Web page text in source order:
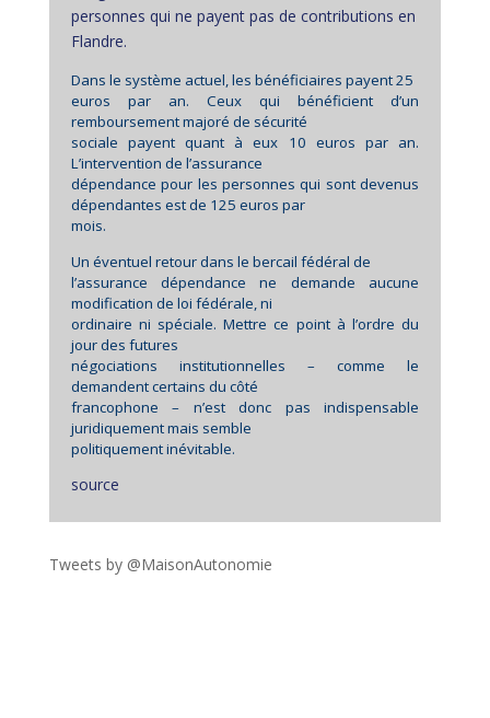
personnes qui ne payent pas de contributions en
Flandre.
Dans le système actuel, les bénéficiaires payent 25
euros par an. Ceux qui bénéficient d’un
remboursement majoré de sécurité
sociale payent quant à eux 10 euros par an.
L’intervention de l’assurance
dépendance pour les personnes qui sont devenus
dépendantes est de 125 euros par
mois.
Un éventuel retour dans le bercail fédéral de
l’assurance dépendance ne demande aucune
modification de loi fédérale, ni
ordinaire ni spéciale. Mettre ce point à l’ordre du
jour des futures
négociations institutionnelles – comme le
demandent certains du côté
francophone – n’est donc pas indispensable
juridiquement mais semble
politiquement inévitable.
source
Tweets by @MaisonAutonomie